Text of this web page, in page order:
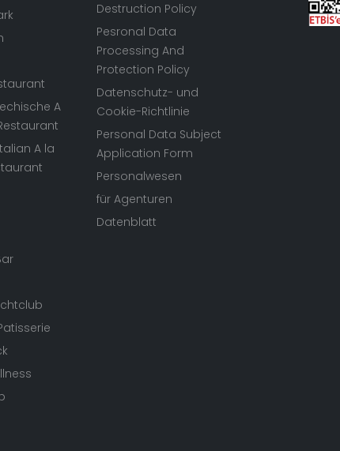
A
A la
Destruction Policy
Pesronal Data
Processing And
Protection Policy
Datenschutz- und
Cookie-Richtlinie
Personal Data Subject
Application Form
Personalwesen
für Agenturen
Datenblatt